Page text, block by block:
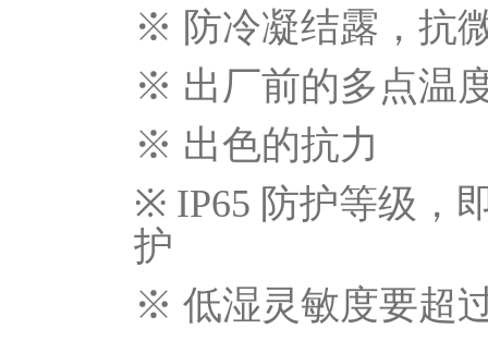
※ 防冷凝结露，抗
※ 出厂前的多点温
※ 出色的抗力
※ IP65 防护等级，
护
※ 低湿灵敏度要超